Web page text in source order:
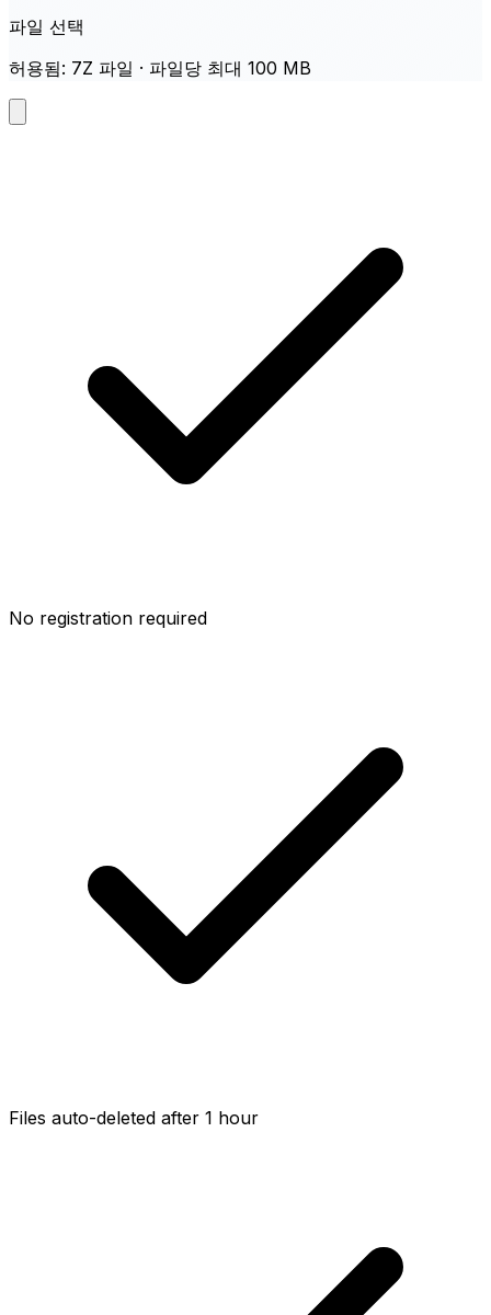
파일 선택
허용됨: 7Z 파일 · 파일당 최대 100 MB
No registration required
Files auto-deleted after 1 hour